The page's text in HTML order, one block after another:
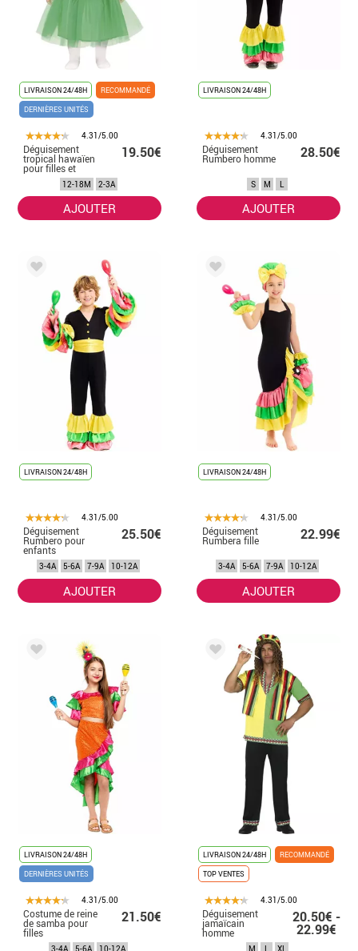
LIVRAISON 24/48H
RECOMMANDÉ
DERNIÈRES UNITÉS
4.31/5.00
Déguisement
tropical hawaïen
pour filles et
bébés
19.50€
12-18M 2-3A
AJOUTER
LIVRAISON 24/48H
4.31/5.00
Déguisement
Rumbero homme 28.50€
S M L
AJOUTER
LIVRAISON 24/48H
4.31/5.00
Déguisement
Rumbero pour
enfants
25.50€
3-4A 5-6A 7-9A 10-12A
AJOUTER
LIVRAISON 24/48H
4.31/5.00
Déguisement
Rumbera fille 22.99€
3-4A 5-6A 7-9A 10-12A
AJOUTER
LIVRAISON 24/48H
DERNIÈRES UNITÉS
4.31/5.00
Costume de reine
de samba pour
filles
21.50€
LIVRAISON 24/48H
RECOMMANDÉ
TOP VENTES
4.31/5.00
Déguisement
jamaïcain
homme
20.50€ -
22.99€